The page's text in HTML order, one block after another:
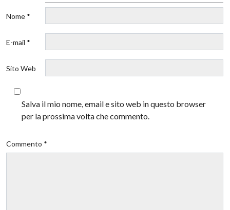
Nome *
E-mail *
Sito Web
Salva il mio nome, email e sito web in questo browser
per la prossima volta che commento.
Commento *